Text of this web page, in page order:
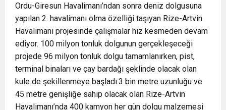
Ordu-Giresun Havalimanı’ndan sonra deniz dolgusuna
yapılan 2. havalimanı olma özelliği taşıyan Rize-Artvin
Havalimanı projesinde çalışmalar hız kesmeden devam
ediyor. 100 milyon tonluk dolgunun gerçekleşeceği
projede 96 milyon tonluk dolgu tamamlanırken, pist,
terminal binaları ve çay bardağı şeklinde olacak olan
kule de şekillenmeye başladı.3 bin metre uzunluğu ve
45 metre genişliğe sahip olacak olan Rize-Artvin
Havalimanı’nda 400 kamyon her gün dolgu malzemesi